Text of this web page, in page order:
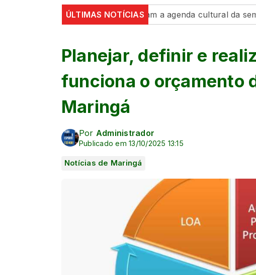
ÚLTIMAS NOTÍCIAS
e exposições movimentam a agenda cultural da semana
Planejar, definir e
funciona o orçamento
Maringá
Por Administrador
Publicado em 13/10/2025 13:15
Notícias de Maringá